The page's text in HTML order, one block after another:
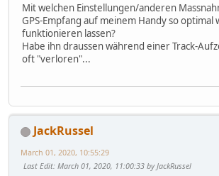
Mit welchen Einstellungen/anderen
GPS-Empfang auf meinem Handy so optimal
funktionieren lassen?
Habe ihn draussen während einer Track-
oft "verloren"...
JackRussel
March 01, 2020, 10:55:29
Last Edit: March 01, 2020, 11:00:33 by JackRussel